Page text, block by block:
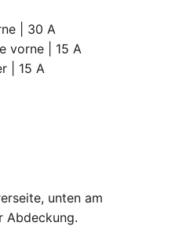
| 30 A
vorne | 15 A
| 15 A
unten am
Abdeckung.